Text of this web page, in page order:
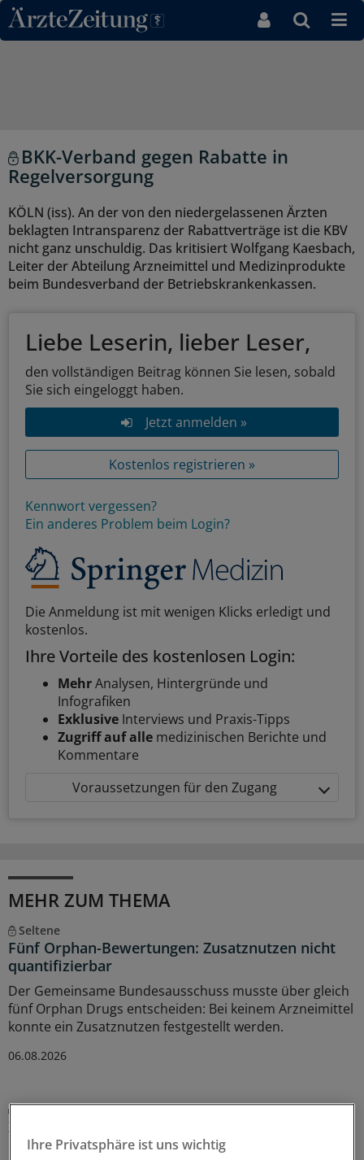
Direkt zum Inhaltsbereich
BKK-Verband gegen Rabatte in
Regelversorgung
KÖLN (iss). An der von den niedergelassenen Ärzten
beklagten Intransparenz der Rabattverträge ist die KBV
nicht ganz unschuldig. Das kritisiert Wolfgang Kaesbach,
Leiter der Abteilung Arzneimittel und Medizinprodukte
beim Bundesverband der Betriebskrankenkassen.
Liebe Leserin, lieber Leser,
den vollständigen Beitrag können Sie lesen, sobald
Sie sich eingeloggt haben.
Jetzt anmelden »
Kostenlos registrieren »
Kennwort vergessen?
Ein anderes Problem beim Login?
Die Anmeldung ist mit wenigen Klicks erledigt und
kostenlos.
Ihre Vorteile des kostenlosen Login:
MehrAnalysen, Hintergründe und
Infografiken
Exklusive Interviews und Praxis-Tipps
Zugriff auf alle medizinischen Berichte und
Kommentare
Voraussetzungen für den Zugang
MEHR ZUM THEMA
Seltene
Fünf Orphan-Bewertungen: Zusatznutzen nicht
quantifizierbar
Der Gemeinsame Bundesausschuss musste über gleich
fünf Orphan Drugs entscheiden: Bei keinem Arzneimittel
konnte ein Zusatznutzen festgestellt werden.
06.08.2026
Diabetes mellitus
Zusatznutzten für Teplizumab nicht
quantifizierbar
Ihre Privatsphäre ist uns wichtig